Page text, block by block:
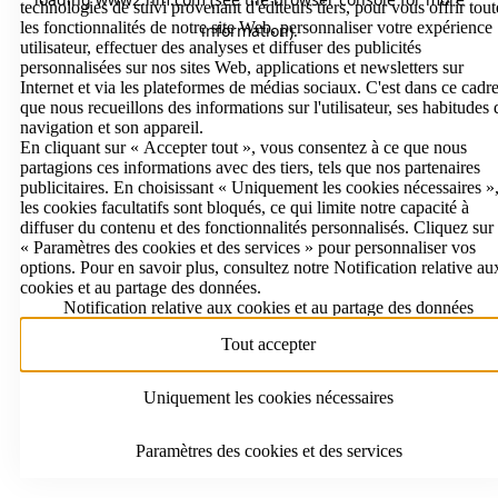
information).
technologies de suivi provenant d'éditeurs tiers, pour vous offrir
les fonctionnalités de notre site Web, personnaliser votre expérience
utilisateur, effectuer des analyses et diffuser des publicités
personnalisées sur nos sites Web, applications et newsletters sur
Internet et via les plateformes de médias sociaux. C'est dans ce cadre
que nous recueillons des informations sur l'utilisateur, ses habitudes
navigation et son appareil.
En cliquant sur « Accepter tout », vous consentez à ce que nous
partagions ces informations avec des tiers, tels que nos partenaires
publicitaires. En choisissant « Uniquement les cookies nécessaires »,
les cookies facultatifs sont bloqués, ce qui limite notre capacité à
diffuser du contenu et des fonctionnalités personnalisés. Cliquez sur
« Paramètres des cookies et des services » pour personnaliser vos
options. Pour en savoir plus, consultez notre Notification relative
cookies et au partage des données.
Notification relative aux cookies et au partage des données
Tout accepter
Uniquement les cookies nécessaires
Paramètres des cookies et des services